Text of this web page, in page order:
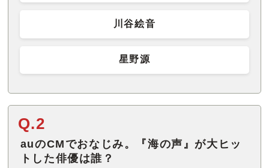
川谷絵音
星野源
Q.2
auのCMでおなじみ。『海の声』が大ヒッ
トした俳優は誰？